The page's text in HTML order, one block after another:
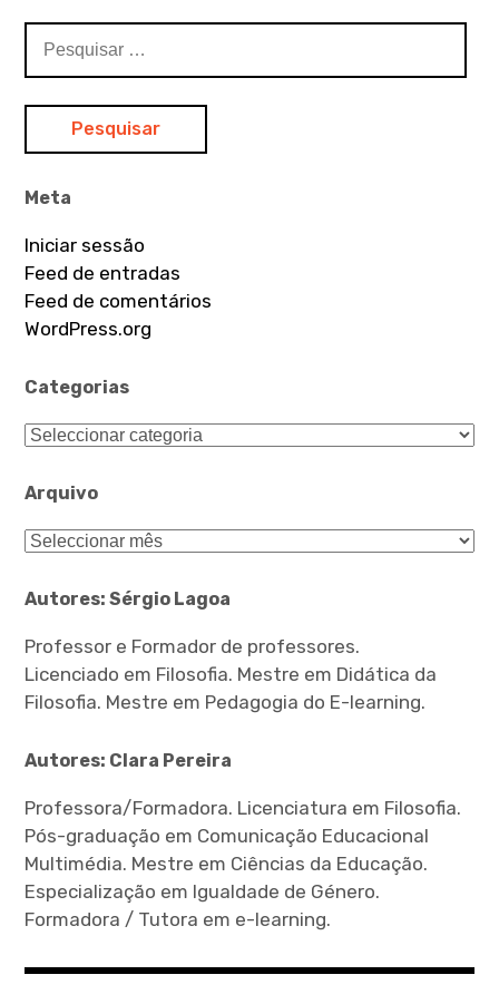
por:
Meta
Iniciar sessão
Feed de entradas
Feed de comentários
WordPress.org
Categorias
Categorias
Arquivo
Arquivo
Autores: Sérgio Lagoa
Professor e Formador de professores.
Licenciado em Filosofia. Mestre em Didática da
Filosofia. Mestre em Pedagogia do E-learning.
Autores: Clara Pereira
Professora/Formadora. Licenciatura em Filosofia.
Pós-graduação em Comunicação Educacional
Multimédia. Mestre em Ciências da Educação.
Especialização em Igualdade de Género.
Formadora / Tutora em e-learning.